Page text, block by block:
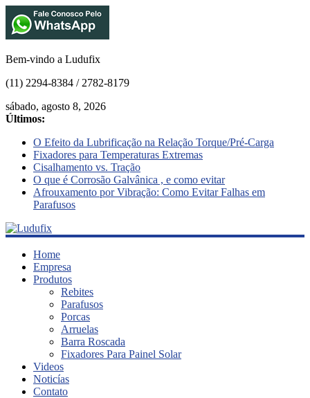
Bem-vindo a Ludufix
(11) 2294-8384 / 2782-8179
sábado, agosto 8, 2026
Últimos:
O Efeito da Lubrificação na Relação Torque/Pré-Carga
Fixadores para Temperaturas Extremas
Cisalhamento vs. Tração
O que é Corrosão Galvânica , e como evitar
Afrouxamento por Vibração: Como Evitar Falhas em
Parafusos
Ludufix
Fixadores
Home
Empresa
Produtos
Rebites
Parafusos
Porcas
Arruelas
Barra Roscada
Fixadores Para Painel Solar
Videos
Noticías
Contato